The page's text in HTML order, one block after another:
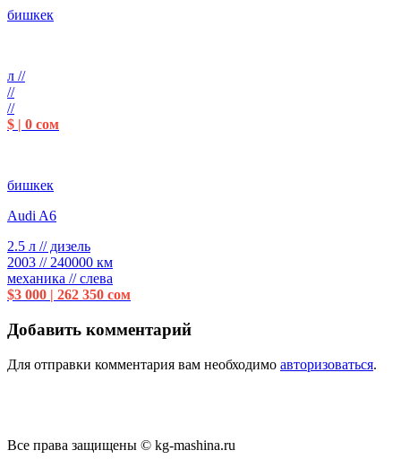
бишкек
л //
//
//
$ | 0 сом
бишкек
Audi A6
2.5 л // дизель
2003 // 240000 км
механика // слева
$3 000 | 262 350 сом
Добавить комментарий
Для отправки комментария вам необходимо авторизоваться.
Все права защищены © kg-mashina.ru